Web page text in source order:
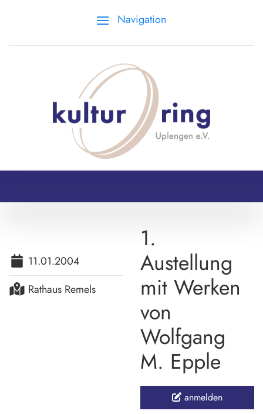
Navigation
11.01.2004
Rathaus Remels
1.
Austellung
mit Werken
von
Wolfgang
M. Epple
anmelden